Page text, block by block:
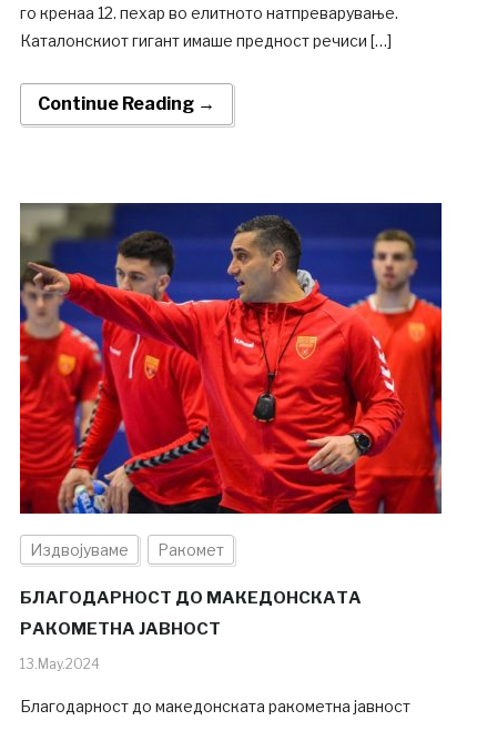
го кренаа 12. пехар во елитното натпреварување.
Каталонскиот гигант имаше предност речиси […]
Continue Reading →
Издвојуваме Ракомет
БЛАГОДАРНОСТ ДО МАКЕДОНСКАТА
РАКОМЕТНА ЈАВНОСТ
13.May.2024
Благодарност до македонската ракометна јавност